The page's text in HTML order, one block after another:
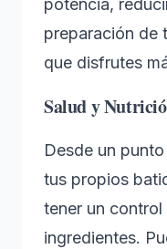
potencia,
preparación de
que disfrutes
Salud y
Desde un
tus propios
tener un
ingredientes.